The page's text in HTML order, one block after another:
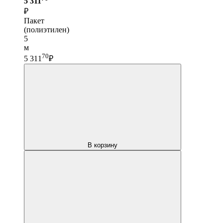
₽
Пакет
(полиэтилен)
5
м
5 311 70₽
В корзину